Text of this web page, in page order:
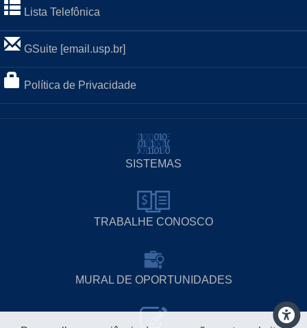
Lista Telefônica
GSuite [email.usp.br]
Política de Privacidade
SISTEMAS
TRABALHE CONOSCO
MURAL DE OPORTUNIDADES